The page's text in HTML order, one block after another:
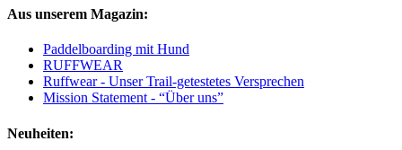
Aus unserem Magazin:
Paddelboarding mit Hund
RUFFWEAR
Ruffwear - Unser Trail-getestetes Versprechen
Mission Statement - “Über uns”
Neuheiten: